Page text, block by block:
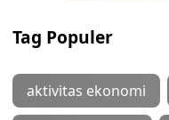
Tag Populer
aktivitas ekonomi